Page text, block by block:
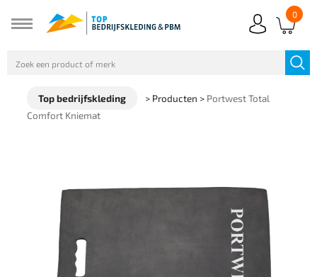
0
Top bedrijfskleding > Producten > Portwest Total
Comfort Kniemat